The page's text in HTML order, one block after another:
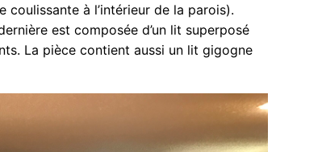
à l’intérieur de la parois).
est composée d’un lit superposé
La pièce contient aussi un lit gigogne